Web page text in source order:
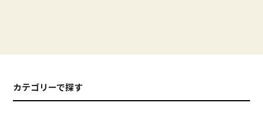
カテゴリーで探す